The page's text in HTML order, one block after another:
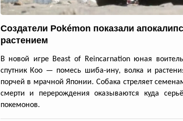
Создатели Pokémon показали
растением
В новой игре Beast of Reincarnation юная
спутник Кoo — помесь шиба-ину, волка и
порчей в мрачной Японии. Собака стреляет
смерти и перерождения оказываются куда
покемонов.